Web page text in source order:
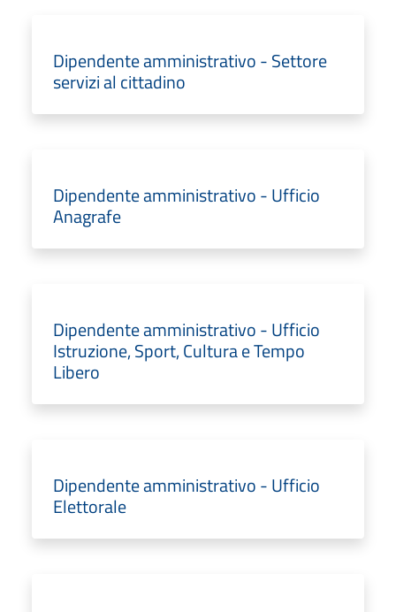
Dipendente amministrativo - Settore
servizi al cittadino
Dipendente amministrativo - Ufficio
Anagrafe
Dipendente amministrativo - Ufficio
Istruzione, Sport, Cultura e Tempo
Libero
Dipendente amministrativo - Ufficio
Elettorale